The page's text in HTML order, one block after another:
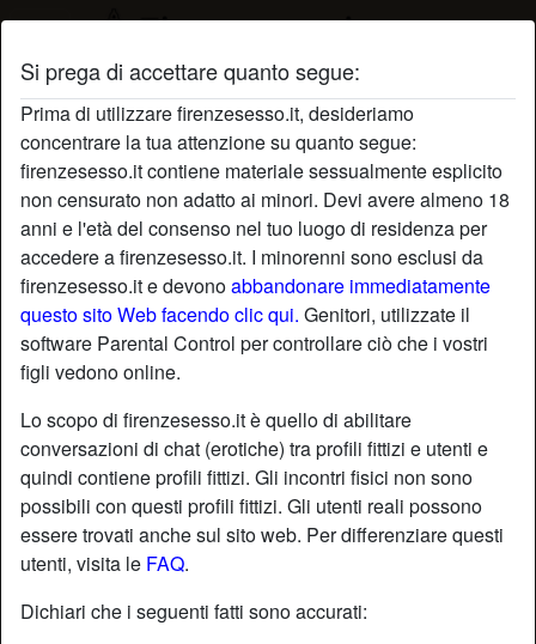
Si prega di accettare quanto segue:
Prima di utilizzare firenzesesso.it, desideriamo
concentrare la tua attenzione su quanto segue:
firenzesesso.it contiene materiale sessualmente esplicito
non censurato non adatto ai minori. Devi avere almeno 18
anni e l'età del consenso nel tuo luogo di residenza per
accedere a firenzesesso.it. I minorenni sono esclusi da
firenzesesso.it e devonoabbandonare immediatamente
questo sito Web facendo clic qui. Genitori, utilizzate il
software Parental Control per controllare ciò che i vostri
figli vedono online.
Lo scopo di firenzesesso.it è quello di abilitare
conversazioni di chat (erotiche) tra profili fittizi e utenti e
quindi contiene profili fittizi. Gli incontri fisici non sono
possibili con questi profili fittizi. Gli utenti reali possono
essere trovati anche sul sito web. Per differenziare questi
utenti, visita le FAQ.
Dichiari che i seguenti fatti sono accurati:
Profilo di Orchidea
star Aggiungi chatChatta adesso
Nickname:
Orchidea